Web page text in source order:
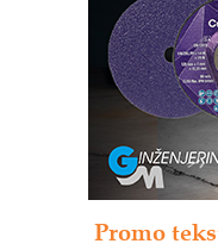
Promo
RMQ-
– Pametna
upravljanje
Sigurnije
solarnim
Pranje
modernog i
mrežnog